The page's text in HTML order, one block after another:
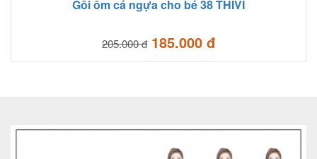
Gối ôm cá ngựa cho bé 38 THIVI
205.000 đ185.000 đ